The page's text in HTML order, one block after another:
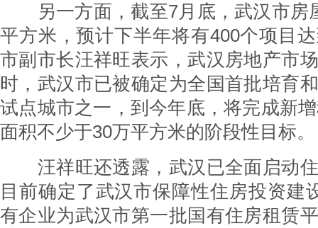
另一方面，截至7月底，武汉市房
平方米，预计下半年将有400个项目
市副市长汪祥旺表示，武汉房地产市
时，武汉市已被确定为全国首批培育
试点城市之一，到今年底，将完成新
面积不少于30万平方米的阶段性目标。
汪祥旺还透露，武汉已全面启动住
目前确定了武汉市保障性住房投资建
有企业为武汉市第一批国有住房租赁